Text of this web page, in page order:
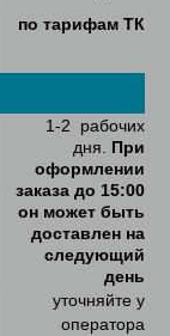
по тарифам ТК
1-2 рабочих
дня. При
оформлении
заказа до 15:00
он может быть
доставлен на
следующий
день
уточняйте у
оператора